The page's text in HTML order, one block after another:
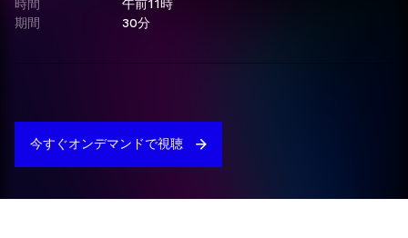
時間
午前11時
期間
30分
今すぐオンデマンドで視聴